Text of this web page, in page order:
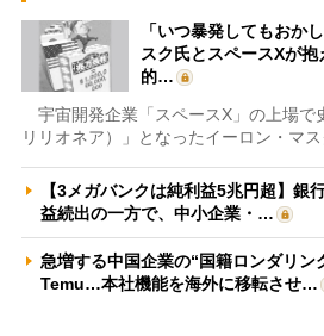
「いつ暴発してもおか
スク氏とスペースXが
的…
宇宙開発企業「スペースX」の上場で
リリオネア）」となったイーロン・マ
【3メガバンクは純利益5兆円超】銀
益続出の一方で、中小企業・…
急増する中国企業の“国籍ロンダリ
Temu…本社機能を海外に移転させ…